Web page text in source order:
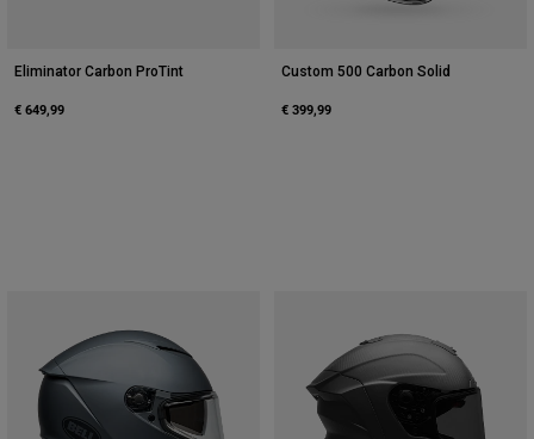
Eliminator Carbon ProTint
€ 649,99
Custom 500 Carbon Solid
€ 399,99